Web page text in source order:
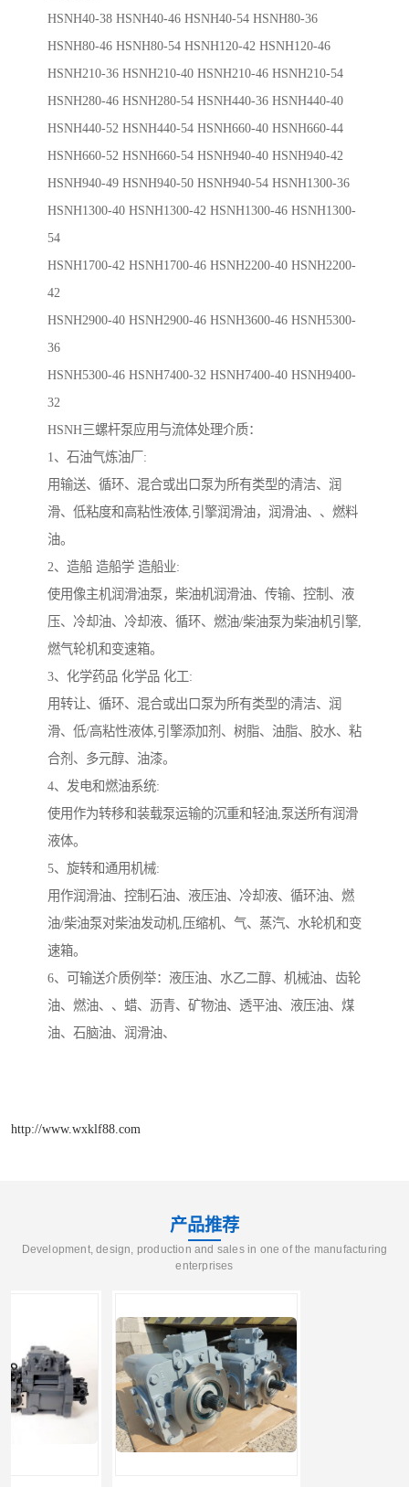
HSNH40-38 HSNH40-46 HSNH40-54 HSNH80-36
HSNH80-46 HSNH80-54 HSNH120-42 HSNH120-46
HSNH210-36 HSNH210-40 HSNH210-46 HSNH210-54
HSNH280-46 HSNH280-54 HSNH440-36 HSNH440-40
HSNH440-52 HSNH440-54 HSNH660-40 HSNH660-44
HSNH660-52 HSNH660-54 HSNH940-40 HSNH940-42
HSNH940-49 HSNH940-50 HSNH940-54 HSNH1300-36
HSNH1300-40 HSNH1300-42 HSNH1300-46 HSNH1300-
54
HSNH1700-42 HSNH1700-46 HSNH2200-40 HSNH2200-
42
HSNH2900-40 HSNH2900-46 HSNH3600-46 HSNH5300-
36
HSNH5300-46 HSNH7400-32 HSNH7400-40 HSNH9400-
32
HSNH三螺杆泵应用与流体处理介质：
1、石油气炼油厂:
用输送、循环、混合或出口泵为所有类型的清洁、润
滑、低粘度和高粘性液体,引擎润滑油，润滑油、、燃料
油。
2、造船 造船学 造船业:
使用像主机润滑油泵，柴油机润滑油、传输、控制、液
压、冷却油、冷却液、循环、燃油/柴油泵为柴油机引擎,
燃气轮机和变速箱。
3、化学药品 化学品 化工:
用转让、循环、混合或出口泵为所有类型的清洁、润
滑、低/高粘性液体,引擎添加剂、树脂、油脂、胶水、粘
合剂、多元醇、油漆。
4、发电和燃油系统:
使用作为转移和装载泵运输的沉重和轻油,泵送所有润滑
液体。
5、旋转和通用机械:
用作润滑油、控制石油、液压油、冷却液、循环油、燃
油/柴油泵对柴油发动机,压缩机、气、蒸汽、水轮机和变
速箱。
6、可输送介质例举：液压油、水乙二醇、机械油、齿轮
油、燃油、、蜡、沥青、矿物油、透平油、液压油、煤
油、石脑油、润滑油、
http://www.wxklf88.com
产品推荐
Development, design, production and sales in one of the manufacturing
enterprises